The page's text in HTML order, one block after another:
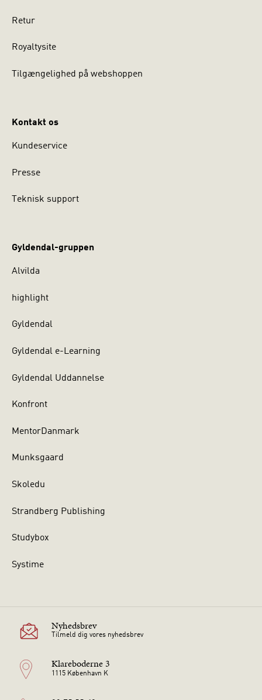
Retur
Royaltysite
Tilgængelighed på webshoppen
Kontakt os
Kundeservice
Presse
Teknisk support
Gyldendal-gruppen
Alvilda
highlight
Gyldendal
Gyldendal e-Learning
Gyldendal Uddannelse
Konfront
MentorDanmark
Munksgaard
Skoledu
Strandberg Publishing
Studybox
Systime
Nyhedsbrev
Tilmeld dig vores nyhedsbrev
Klareboderne 3
1115 København K